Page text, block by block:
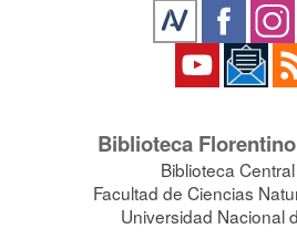
Biblioteca
Biblioteca
Facultad de Ciencias
Universidad Nacional